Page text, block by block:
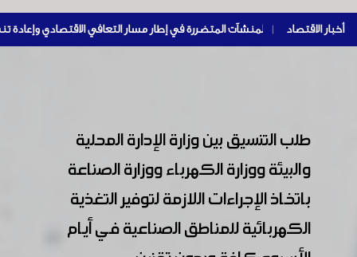
أخبار الاقتصاد |
طلب التنسيق بين وزارة الإدارة المحلية
والبيئة ووزارة الكهرباء ووزارة الصناعة
باتخاذ الإجراءات اللازمة لتوفير التغذية
الكهربائية للمناطق الصناعية في أيام